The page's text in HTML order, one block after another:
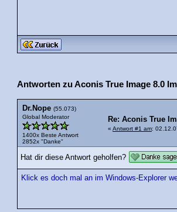
Antworten zu Aconis True Image 8.0
Dr.Nope (55.073)
Global Moderator
1400x Beste Antwort
2852x "Danke"
Re: Aconis True
« Antwort #1 am:
Hat dir diese Antwort geholfen?
Klick es doch mal an im Windows-Explorer